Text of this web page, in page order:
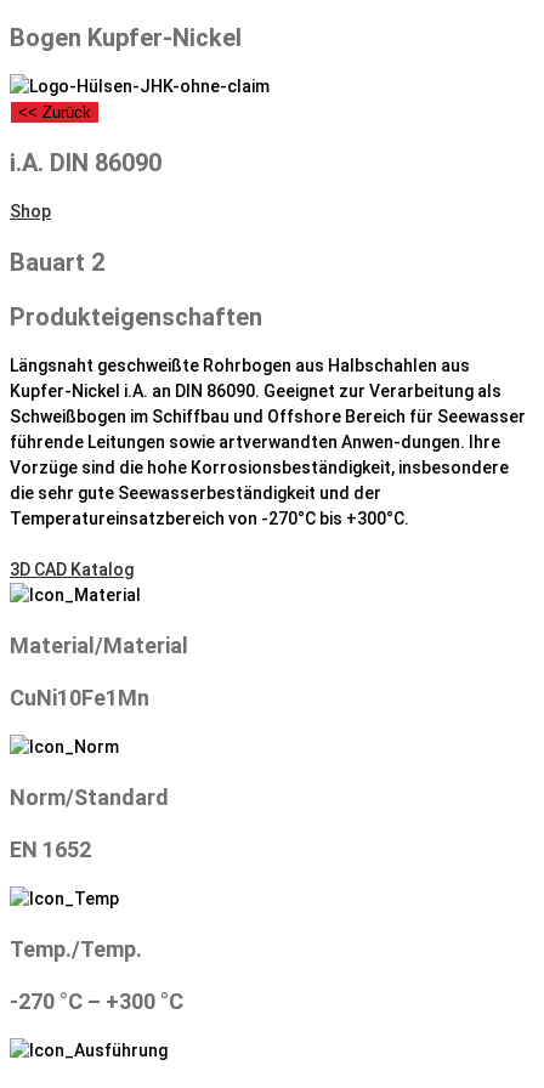
Bogen Kupfer-Nickel
<< Zurück
i.A. DIN 86090
Shop
Bauart 2
Produkteigenschaften
Längsnaht geschweißte Rohrbogen aus Halbschahlen aus
Kupfer-Nickel i.A. an DIN 86090. Geeignet zur Verarbeitung als
Schweißbogen im Schiffbau und Offshore Bereich für Seewasser
führende Leitungen sowie artverwandten Anwen-dungen. Ihre
Vorzüge sind die hohe Korrosionsbeständigkeit, insbesondere
die sehr gute Seewasserbeständigkeit und der
Temperatureinsatzbereich von -270°C bis +300°C.
3D CAD Katalog
Material/Material
CuNi10Fe1Mn
Norm/Standard
EN 1652
Temp./Temp.
-270 °C – +300 °C